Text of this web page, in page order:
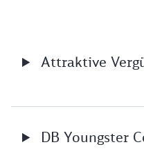
Attraktive
DB Youngster